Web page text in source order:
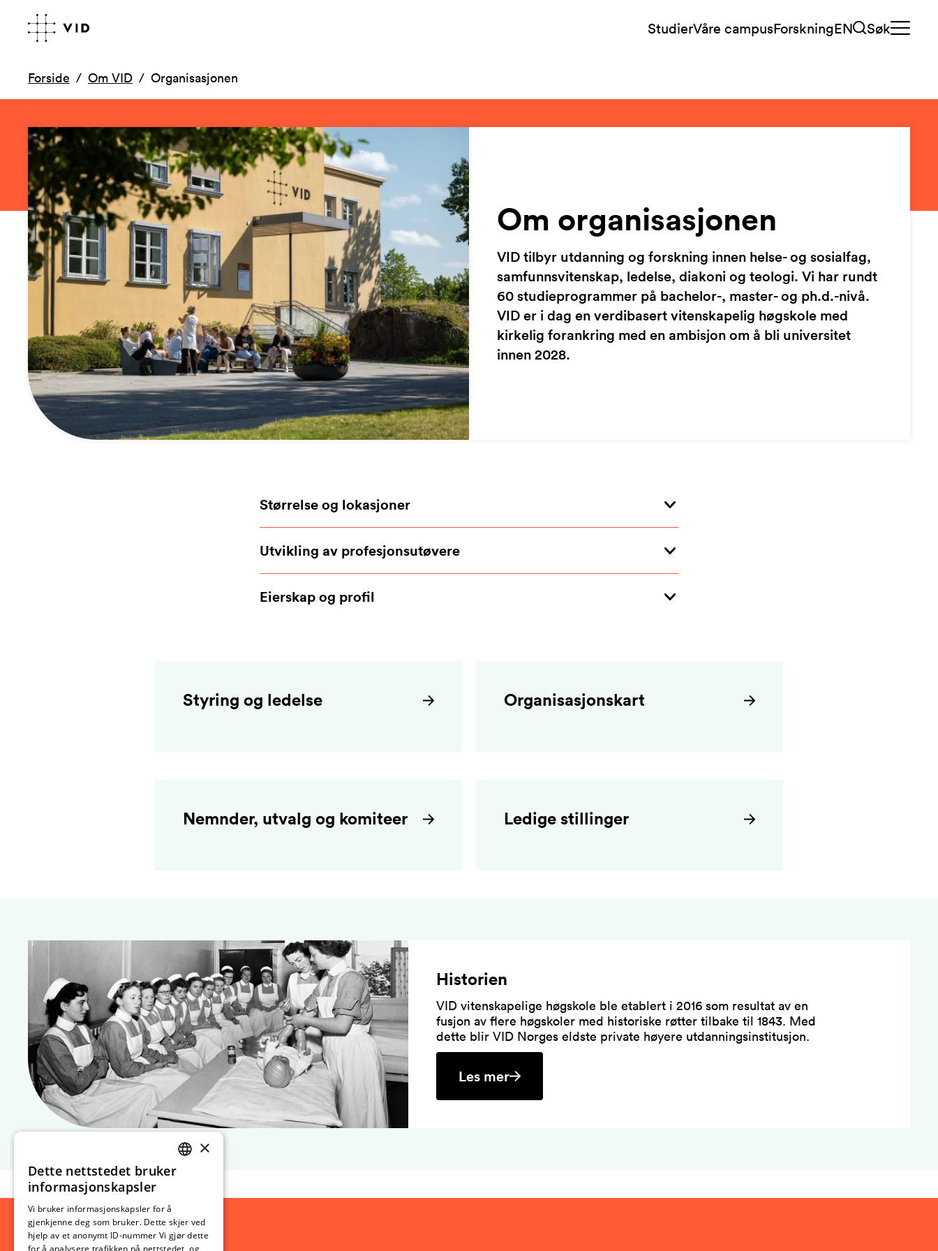
StudierVåre campusForskningEN Søk
Forside Om VID Organisasjonen
Om organisasjonen
VID tilbyr utdanning og forskning innen helse- og sosialfag,
samfunnsvitenskap, ledelse, diakoni og teologi. Vi har rundt
60 studieprogrammer på bachelor-, master- og ph.d.-nivå.
VID er i dag en verdibasert vitenskapelig høgskole med
kirkelig forankring med en ambisjon om å bli universitet
innen 2028.
Størrelse og lokasjoner
Utvikling av profesjonsutøvere
Eierskap og profil
Styring og ledelse Organisasjonskart
Nemnder, utvalg og komiteer Ledige stillinger
Historien
VID vitenskapelige høgskole ble etablert i 2016 som resultat av en
fusjon av flere høgskoler med historiske røtter tilbake til 1843. Med
dette blir VID Norges eldste private høyere utdanningsinstitusjon.
Les mer
NORWEGIAN
×
Dette nettstedet bruker
informasjonskapsler
Vi bruker informasjonskapsler for å
gjenkjenne deg som bruker. Dette skjer ved
hjelp av et anonymt ID-nummer Vi gjør dette
for å analysere trafikken på nettstedet, og